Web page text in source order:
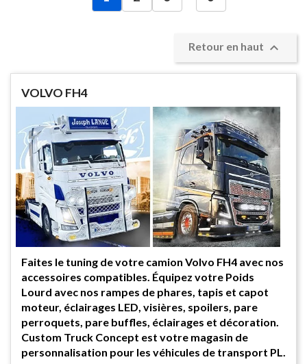
Retour en haut 
VOLVO FH4
Faites le tuning de votre camion Volvo FH4 avec nos
accessoires compatibles. Équipez votre Poids
Lourd avec nos rampes de phares, tapis et capot
moteur, éclairages LED, visières, spoilers, pare
perroquets, pare buffles, éclairages et décoration.
Custom Truck Concept est votre magasin de
personnalisation pour les véhicules de transport PL.